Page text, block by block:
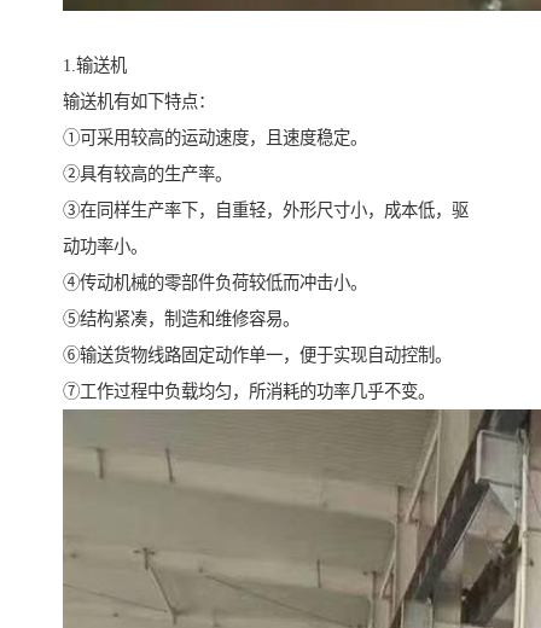
1.输送机
输送机有如下特点：
①可采用较高的运动速度，且速度稳定。
②具有较高的生产率。
③在同样生产率下，自重轻，外形尺寸小，成本低，驱
动功率小。
④传动机械的零部件负荷较低而冲击小。
⑤结构紧凑，制造和维修容易。
⑥输送货物线路固定动作单一，便于实现自动控制。
⑦工作过程中负载均匀，所消耗的功率几乎不变。